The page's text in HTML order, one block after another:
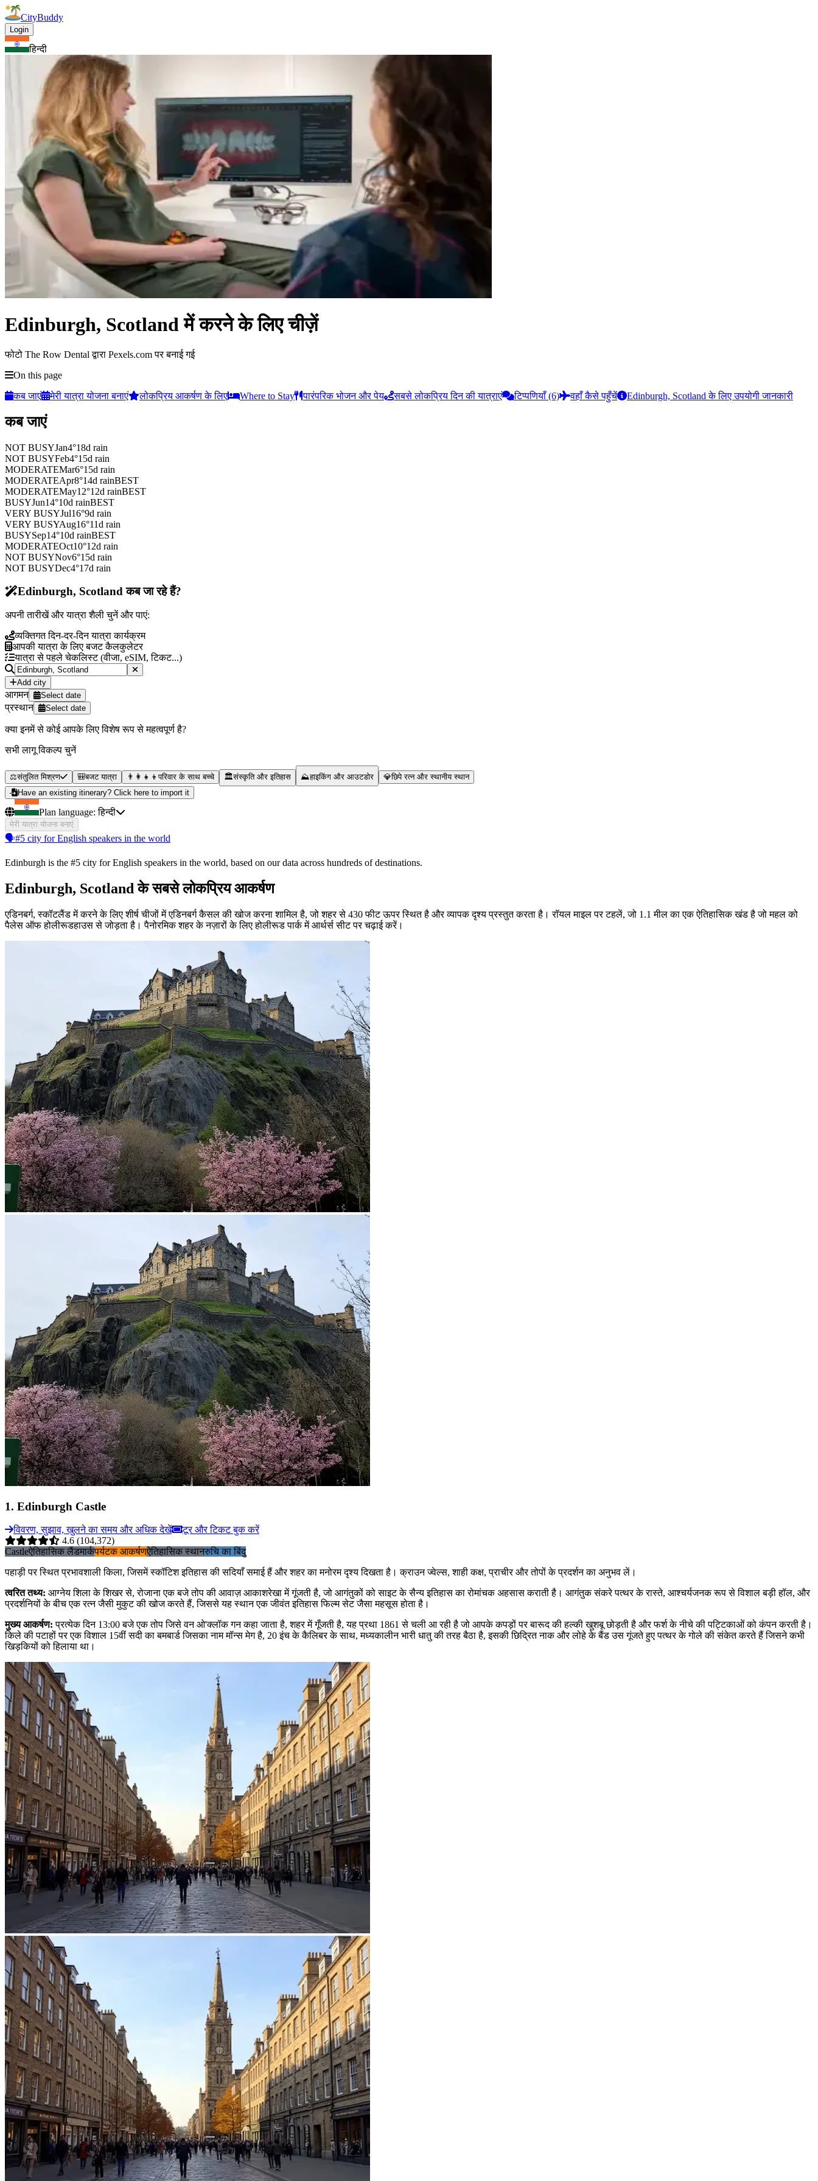
CityBuddy
Login
हिन्दी
Edinburgh, Scotland में करने के लिए चीज़ें
फोटो The Row Dental द्वारा Pexels.com पर बनाई गई
On this page
कब जाएं
मेरी यात्रा योजना बनाएं लोकप्रिय आकर्षण के लिए Where to Stay पारंपरिक भोजन और पेय सबसे लोकप्रिय दिन की यात्राएं टिप्पणियाँ (6) वहाँ कैसे पहुँचें Edinburgh, Scotland के लिए उपयोगी जानकारी
कब जाएं
NOT BUSYJan4°18d rain
NOT BUSYFeb4°15d rain
MODERATEMar6°15d rain
MODERATEApr8°14d rainBEST
MODERATEMay12°12d rainBEST
BUSYJun14°10d rainBEST
VERY BUSYJul16°9d rain
VERY BUSYAug16°11d rain
BUSYSep14°10d rainBEST
MODERATEOct10°12d rain
NOT BUSYNov6°15d rain
NOT BUSYDec4°17d rain
Edinburgh, Scotland कब जा रहे हैं?
अपनी तारीखें और यात्रा शैली चुनें और पाएं:
व्यक्तिगत दिन-दर-दिन यात्रा कार्यक्रम
आपकी यात्रा के लिए बजट कैलकुलेटर
यात्रा से पहले चेकलिस्ट (वीजा, eSIM, टिकट...)
Add city
आगमन Select date
प्रस्थान Select date
क्या इनमें से कोई आपके लिए विशेष रूप से महत्वपूर्ण है?
सभी लागू विकल्प चुनें
⚖️संतुलित मिश्रण 🎒बजट यात्रा 👨‍👩‍👧‍👦परिवार के साथ बच्चे 🏛️संस्कृति और इतिहास ⛰️हाइकिंग और आउटडोर 💎छिपे रत्न और स्थानीय स्थान
Have an existing itinerary? Click here to import it
Plan language: हिन्दी
मेरी यात्रा योजना बनाएं
🗣️#5 city for English speakers in the world
Edinburgh is the #5 city for English speakers in the world, based on our data across hundreds of destinations.
Edinburgh, Scotland के सबसे लोकप्रिय आकर्षण
एडिनबर्ग, स्कॉटलैंड में करने के लिए शीर्ष चीजों में एडिनबर्ग कैसल की खोज करना शामिल है, जो शहर से 430 फीट ऊपर स्थित है और व्यापक दृश्य प्रस्तुत करता है। रॉयल माइल पर टहलें, जो 1.1 मील का एक ऐतिहासिक खंड है जो महल को
पैलेस ऑफ होलीरूडहाउस से जोड़ता है। पैनोरमिक शहर के नज़ारों के लिए होलीरूड पार्क में आर्थर्स सीट पर चढ़ाई करें।
1. Edinburgh Castle
विवरण, सुझाव, खुलने का समय और अधिक देखें
टूर और टिकट बुक करें
4.6 (104,372)
Castleऐतिहासिक लैंडमार्कपर्यटक आकर्षणऐतिहासिक स्थानरुचि का बिंदु
पहाड़ी पर स्थित प्रभावशाली किला, जिसमें स्कॉटिश इतिहास की सदियाँ समाई हैं और शहर का मनोरम दृश्य दिखता है। क्राउन ज्वेल्स, शाही कक्ष, प्राचीर और तोपों के प्रदर्शन का अनुभव लें।
त्वरित तथ्य: आग्नेय शिला के शिखर से, रोजाना एक बजे तोप की आवाज़ आकाशरेखा में गूंजती है, जो आगंतुकों को साइट के सैन्य इतिहास का रोमांचक अहसास कराती है। आगंतुक संकरे पत्थर के रास्ते, आश्चर्यजनक रूप से विशाल बड़ी हॉल, और
प्रदर्शनियों के बीच एक रत्न जैसी मुकुट की खोज करते हैं, जिससे यह स्थान एक जीवंत इतिहास फिल्म सेट जैसा महसूस होता है।
मुख्य आकर्षण:प्रत्येक दिन 13:00 बजे एक तोप जिसे वन ओ'क्लॉक गन कहा जाता है, शहर में गूँजती है, यह प्रथा 1861 से चली आ रही है जो आपके कपड़ों पर बारूद की हल्की खुशबू छोड़ती है और फर्श के नीचे की पट्टिकाओं को कंपन करती है।
किले की पटाहों पर एक विशाल 15वीं सदी का बमबार्ड जिसका नाम मॉन्स मेग है, 20 इंच के कैलिबर के साथ, मध्यकालीन भारी धातु की तरह बैठा है, इसकी छिद्रित नाक और लोहे के बैंड उस गूंजते हुए पत्थर के गोले की संकेत करते हैं जिसने कभी
खिड़कियों को हिलाया था।